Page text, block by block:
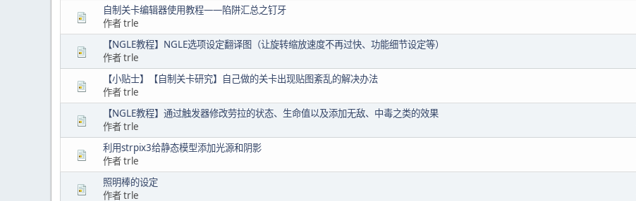
自制关卡编辑器使用教程——陷阱汇总之钉牙
作者 trle
【NGLE教程】NGLE选项设定翻译图（让旋转缩放速度不再过快、功能细节设定等）
作者 trle
【小贴士】【自制关卡研究】自己做的关卡出现贴图紊乱的解决办法
作者 trle
【NGLE教程】通过触发器修改劳拉的状态、生命值以及添加无敌、中毒之类的效果
作者 trle
利用strpix3给静态模型添加光源和阴影
作者 trle
照明棒的设定
作者 trle